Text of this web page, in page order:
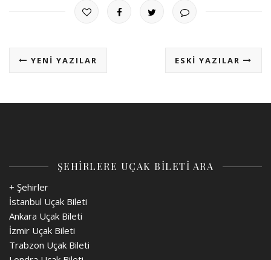
ESKI YAZILAR
YENI YAZILAR
ŞEHİRLERE UÇAK BİLETİ ARA
+ Şehirler
İstanbul Uçak Bileti
Ankara Uçak Bileti
İzmir Uçak Bileti
Trabzon Uçak Bileti